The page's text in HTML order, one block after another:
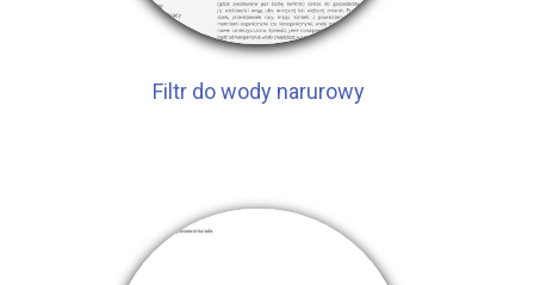
Filtr do wody narurowy